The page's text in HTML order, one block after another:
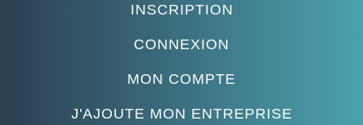
INSCRIPTION
CONNEXION
MON COMPTE
J'AJOUTE MON ENTREPRISE